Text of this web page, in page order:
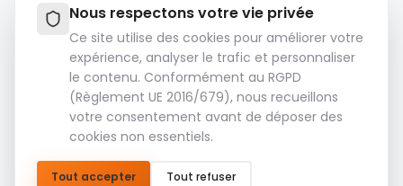
Nous respectons votre vie privée
Ce site utilise des cookies pour améliorer votre
expérience, analyser le trafic et personnaliser
le contenu. Conformément au RGPD
(Règlement UE 2016/679), nous recueillons
votre consentement avant de déposer des
cookies non essentiels.
Tout accepter Tout refuser
Politique de conservation :
Les fichiers multimédias (images, vidéos, fichiers audio,
etc.) sont conservés pendant 14 jours.
importants.